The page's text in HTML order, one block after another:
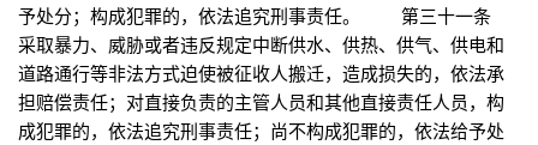
予处分；构成犯罪的，依法追究刑事责任。 第三十一条
采取暴力、威胁或者违反规定中断供水、供热、供气、供电和
道路通行等非法方式迫使被征收人搬迁，造成损失的，依法承
担赔偿责任；对直接负责的主管人员和其他直接责任人员，构
成犯罪的，依法追究刑事责任；尚不构成犯罪的，依法给予处